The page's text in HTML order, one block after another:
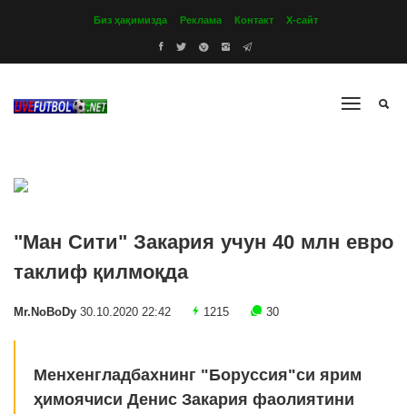
Биз ҳақимизда Реклама Контакт Х-сайт
"Ман Сити" Закария учун 40 млн евро
таклиф қилмоқда
Mr.NoBoDy 30.10.2020 22:42 1215 30
Менхенгладбахнинг "Боруссия"си ярим
ҳимоячиси Денис Закария фаолиятини